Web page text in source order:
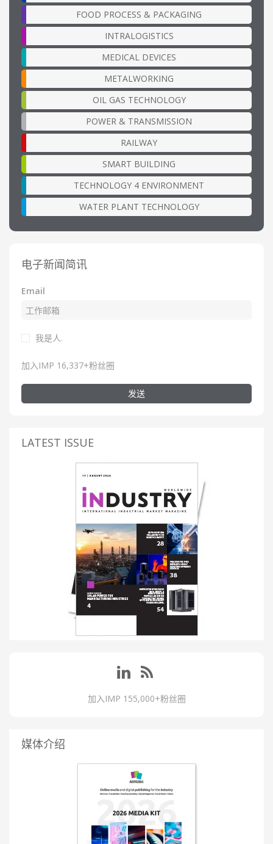
FOOD PROCESS & PACKAGING
INTRALOGISTICS
MEDICAL DEVICES
METALWORKING
OIL GAS TECHNOLOGY
POWER & TRANSMISSION
RAILWAY
SMART BUILDING
TECHNOLOGY 4 ENVIRONMENT
WATER PLANT TECHNOLOGY
电子新闻简讯
Email
我是人.
加入IMP 16,337+粉丝圈
发送
LATEST ISSUE
加入IMP 155,000+粉丝圈
媒体介绍